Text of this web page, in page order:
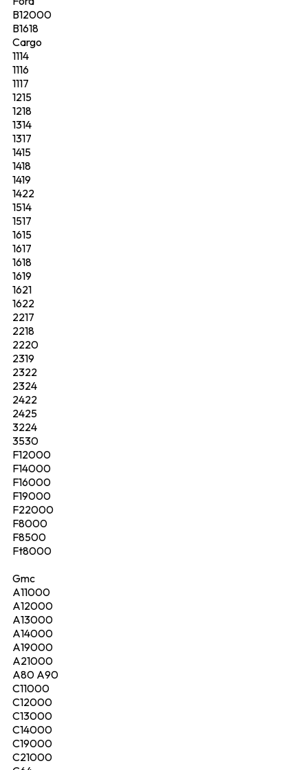
B12000
B1618
Cargo
1114
1116
1117
1215
1218
1314
1317
1415
1418
1419
1422
1514
1517
1615
1617
1618
1619
1621
1622
2217
2218
2220
2319
2322
2324
2422
2425
3224
3530
F12000
F14000
F16000
F19000
F22000
F8000
F8500
Ft8000
Gmc
A11000
A12000
A13000
A14000
A19000
A21000
A80 A90
C11000
C12000
C13000
C14000
C19000
C21000